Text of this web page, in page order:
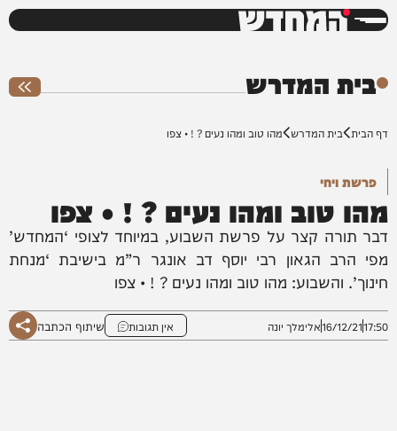
המחדש
בית המדרש
דף הבית בית המדרש מהו טוב ומהו נעים ? ! • צפו
פרשת ויחי
מהו טוב ומהו נעים ? ! • צפו
דבר תורה קצר על פרשת השבוע, במיוחד לצופי ‘המחדש’
מפי הרב הגאון רבי יוסף דב אונגר ר”מ בישיבת ‘מנחת
חינוך’. והשבוע: מהו טוב ומהו נעים ? ! • צפו
17:50
16/12/21אלימלך יונה אין תגובות שיתוף הכתבה